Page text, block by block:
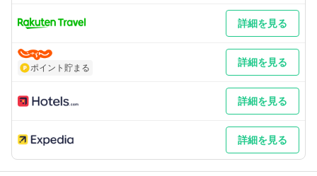
詳細を見る
ポイント貯まる 詳細を見る
詳細を見る
詳細を見る